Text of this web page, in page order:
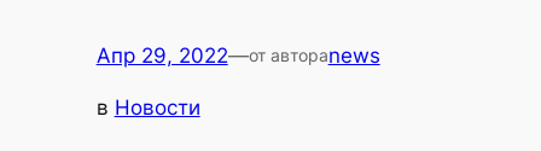
Апр 29, 2022—от автораnews
в Новости